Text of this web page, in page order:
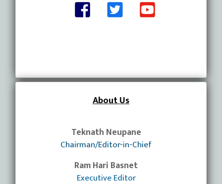
About Us
Teknath Neupane
Chairman/Editor-in-Chief
Ram Hari Basnet
Executive Editor